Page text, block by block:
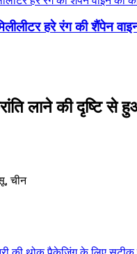
हरे रंग की शैंपेन
लाने की दृष्टि
चीन